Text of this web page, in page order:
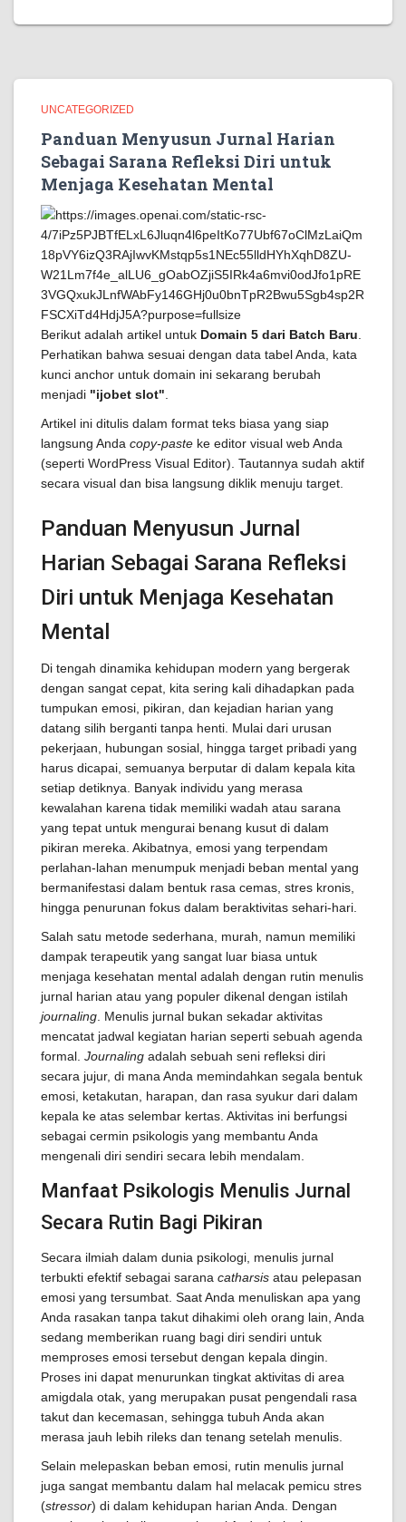
UNCATEGORIZED
Panduan Menyusun Jurnal Harian
Sebagai Sarana Refleksi Diri untuk
Menjaga Kesehatan Mental
Berikut adalah artikel untuk Domain 5 dari Batch Baru
Perhatikan bahwa sesuai dengan data tabel Anda, kata
kunci anchor untuk domain ini sekarang berubah
menjadi "ijobet slot"
Artikel ini ditulis dalam format teks biasa yang siap
langsung Anda copy-paste ke editor visual web Anda
(seperti WordPress Visual Editor). Tautannya sudah aktif
secara visual dan bisa langsung diklik menuju target.
Panduan Menyusun Jurnal
Harian Sebagai Sarana Refleksi
Diri untuk Menjaga Kesehatan
Mental
Di tengah dinamika kehidupan modern yang bergerak
dengan sangat cepat, kita sering kali dihadapkan pada
tumpukan emosi, pikiran, dan kejadian harian yang
datang silih berganti tanpa henti. Mulai dari urusan
pekerjaan, hubungan sosial, hingga target pribadi yang
harus dicapai, semuanya berputar di dalam kepala kita
setiap detiknya. Banyak individu yang merasa
kewalahan karena tidak memiliki wadah atau sarana
yang tepat untuk mengurai benang kusut di dalam
pikiran mereka. Akibatnya, emosi yang terpendam
perlahan-lahan menumpuk menjadi beban mental yang
bermanifestasi dalam bentuk rasa cemas, stres kronis,
hingga penurunan fokus dalam beraktivitas sehari-hari.
Salah satu metode sederhana, murah, namun memiliki
dampak terapeutik yang sangat luar biasa untuk
menjaga kesehatan mental adalah dengan rutin menulis
jurnal harian atau yang populer dikenal dengan istilah
journaling . Menulis jurnal bukan sekadar aktivitas
mencatat jadwal kegiatan harian seperti sebuah agenda
formal. Journaling adalah sebuah seni refleksi diri
secara jujur, di mana Anda memindahkan segala bentuk
emosi, ketakutan, harapan, dan rasa syukur dari dalam
kepala ke atas selembar kertas. Aktivitas ini berfungsi
sebagai cermin psikologis yang membantu Anda
mengenali diri sendiri secara lebih mendalam.
Manfaat Psikologis Menulis Jurnal
Secara Rutin Bagi Pikiran
Secara ilmiah dalam dunia psikologi, menulis jurnal
terbukti efektif sebagai sarana catharsis atau pelepasan
emosi yang tersumbat. Saat Anda menuliskan apa yang
Anda rasakan tanpa takut dihakimi oleh orang lain, Anda
sedang memberikan ruang bagi diri sendiri untuk
memproses emosi tersebut dengan kepala dingin.
Proses ini dapat menurunkan tingkat aktivitas di area
amigdala otak, yang merupakan pusat pengendali rasa
takut dan kecemasan, sehingga tubuh Anda akan
merasa jauh lebih rileks dan tenang setelah menulis.
Selain melepaskan beban emosi, rutin menulis jurnal
juga sangat membantu dalam hal melacak pemicu stres
(stressor) di dalam kehidupan harian Anda. Dengan